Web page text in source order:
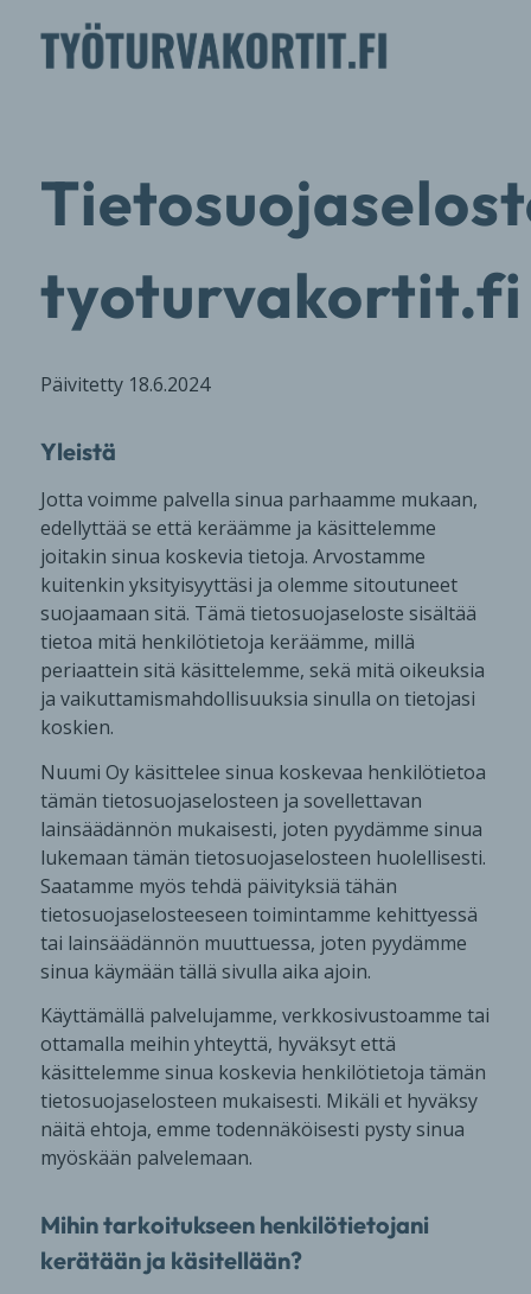
tyoturvakortit.fi
Päivitetty 18.6.2024
Yleistä
Jotta voimme palvella sinua parhaamme mukaan,
edellyttää se että keräämme ja käsittelemme
joitakin sinua koskevia tietoja. Arvostamme
kuitenkin yksityisyyttäsi ja olemme sitoutuneet
suojaamaan sitä. Tämä tietosuojaseloste sisältää
tietoa mitä henkilötietoja keräämme, millä
periaattein sitä käsittelemme, sekä mitä oikeuksia
ja vaikuttamismahdollisuuksia sinulla on tietojasi
koskien.
Nuumi Oy käsittelee sinua koskevaa henkilötietoa
tämän tietosuojaselosteen ja sovellettavan
lainsäädännön mukaisesti, joten pyydämme sinua
lukemaan tämän tietosuojaselosteen huolellisesti.
Saatamme myös tehdä päivityksiä tähän
tietosuojaselosteeseen toimintamme kehittyessä
tai lainsäädännön muuttuessa, joten pyydämme
sinua käymään tällä sivulla aika ajoin.
Käyttämällä palvelujamme, verkkosivustoamme tai
ottamalla meihin yhteyttä, hyväksyt että
käsittelemme sinua koskevia henkilötietoja tämän
tietosuojaselosteen mukaisesti. Mikäli et hyväksy
näitä ehtoja, emme todennäköisesti pysty sinua
myöskään palvelemaan.
Mihin tarkoitukseen henkilötietojani
kerätään ja käsitellään?